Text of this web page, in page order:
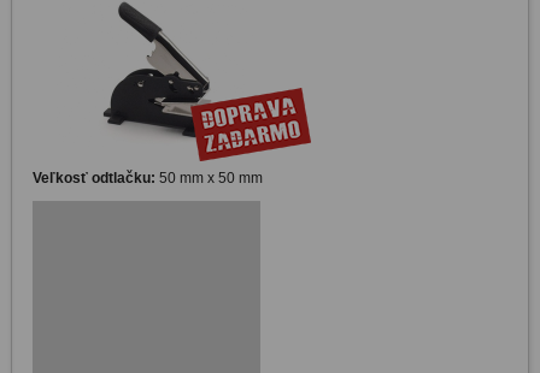
Veľkosť odtlačku: 50 mm x 50 mm